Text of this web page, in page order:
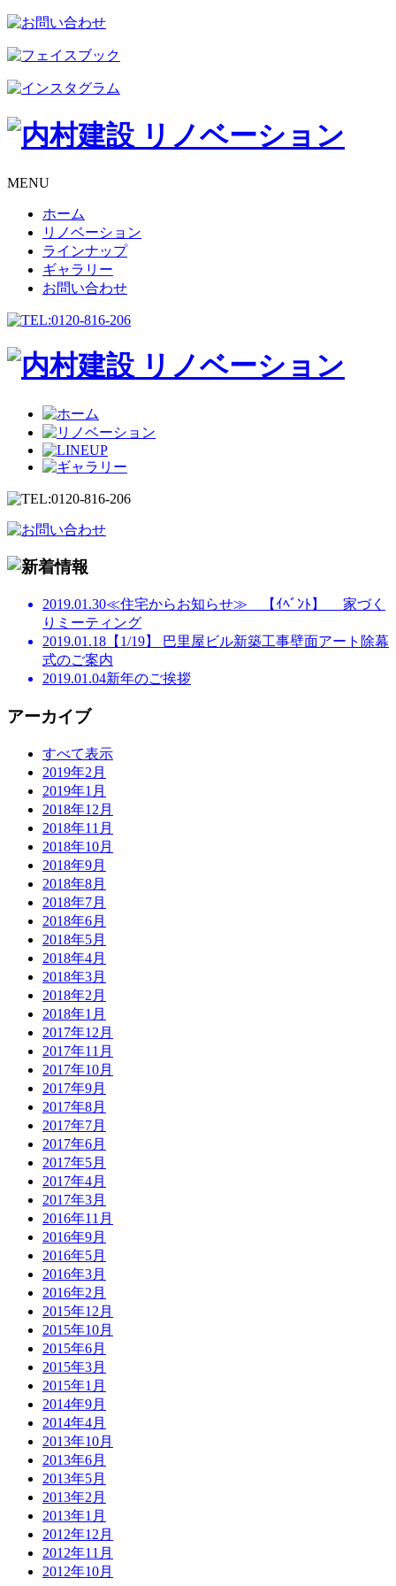
MENU
ホーム
リノベーション
ラインナップ
ギャラリー
お問い合わせ
2019.01.30≪住宅からお知らせ≫ 【ｲﾍﾞﾝﾄ】 家づく
りミーティング
2019.01.18 【1/19】 巴里屋ビル新築工事壁面アート除幕
式のご案内
2019.01.04新年のご挨拶
アーカイブ
すべて表示
2019年2月
2019年1月
2018年12月
2018年11月
2018年10月
2018年9月
2018年8月
2018年7月
2018年6月
2018年5月
2018年4月
2018年3月
2018年2月
2018年1月
2017年12月
2017年11月
2017年10月
2017年9月
2017年8月
2017年7月
2017年6月
2017年5月
2017年4月
2017年3月
2016年11月
2016年9月
2016年5月
2016年3月
2016年2月
2015年12月
2015年10月
2015年6月
2015年3月
2015年1月
2014年9月
2014年4月
2013年10月
2013年6月
2013年5月
2013年2月
2013年1月
2012年12月
2012年11月
2012年10月